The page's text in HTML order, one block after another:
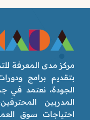
مركز مدى المعرفة
بتقديم برامج
الجودة، نعتمد في
المدربين
احتياجات سوق